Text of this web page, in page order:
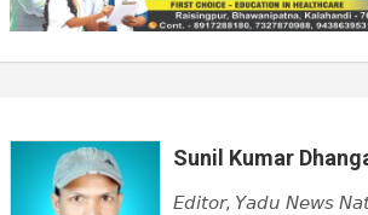
Sunil Kumar
𝘌𝘥𝘪𝘵𝘰𝘳, 𝘠𝘢𝘥𝘶 𝘕𝘦𝘸𝘴